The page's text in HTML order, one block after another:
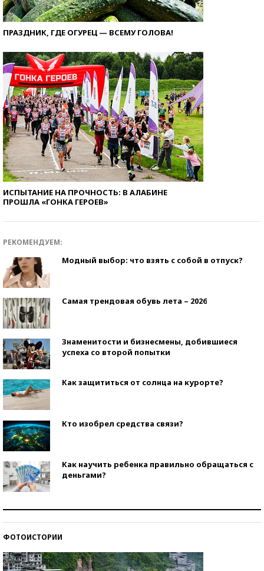
ПРАЗДНИК, ГДЕ ОГУРЕЦ — ВСЕМУ ГОЛОВА!
ИСПЫТАНИЕ НА ПРОЧНОСТЬ: В АЛАБИНЕ
ПРОШЛА «ГОНКА ГЕРОЕВ»
РЕКОМЕНДУЕМ:
Модный выбор: что взять с собой в отпуск?
Самая трендовая обувь лета – 2026
Знаменитости и бизнесмены, добившиеся
успеха со второй попытки
Как защититься от солнца на курорте?
Кто изобрел средства связи?
Как научить ребенка правильно обращаться с
деньгами?
ФОТОИСТОРИИ